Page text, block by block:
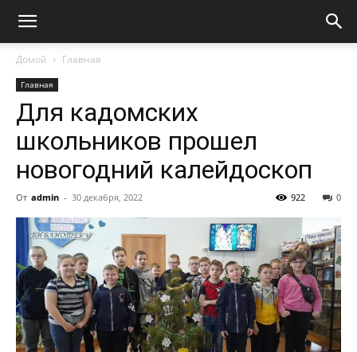
Домой Главная
Главная
Для кадомских
школьников прошел
новогодний калейдоскоп
От admin - 30 декабря, 2022 0
922